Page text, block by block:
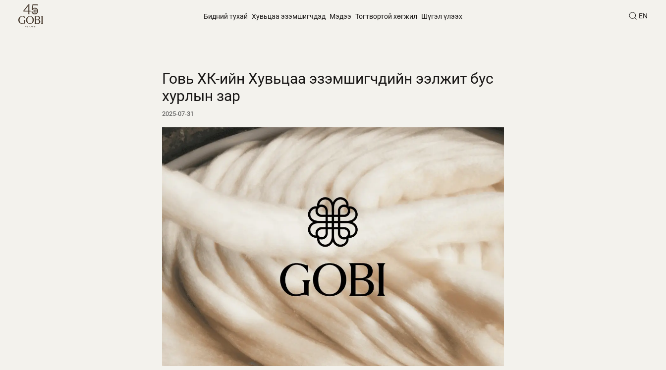
Бидний тухай Хувьцаа эзэмшигчдэд Мэдээ Тогтвортой хөгжил Шүгэл үлээх EN
Говь ХК-ийн Хувьцаа эзэмшигчдийн ээлжит бус
хурлын зар
2025-07-31